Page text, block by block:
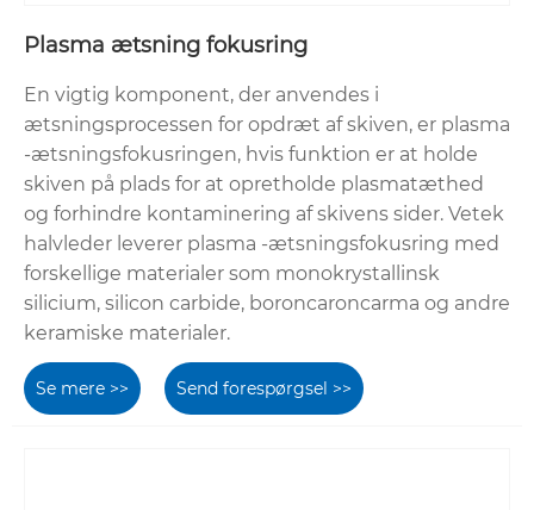
Plasma ætsning fokusring
En vigtig komponent, der anvendes i
ætsningsprocessen for opdræt af skiven, er plasma
-ætsningsfokusringen, hvis funktion er at holde
skiven på plads for at opretholde plasmatæthed
og forhindre kontaminering af skivens sider. Vetek
halvleder leverer plasma -ætsningsfokusring med
forskellige materialer som monokrystallinsk
silicium, silicon carbide, boroncaroncarma og andre
keramiske materialer.
Se mere >> Send forespørgsel >>